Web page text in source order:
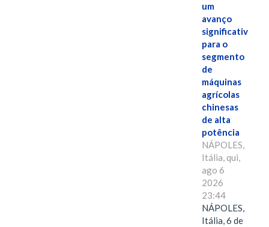
um
avanço
significativo
para o
segmento
de
máquinas
agrícolas
chinesas
de alta
potência
NÁPOLES,
Itália, qui,
ago 6
2026
23:44
NÁPOLES,
Itália, 6 de